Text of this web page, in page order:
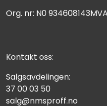
Org. nr: N0 934608143MVA
Kontakt oss:
Salgsavdelingen:
37 00 03 50
salg@nmsproff.no